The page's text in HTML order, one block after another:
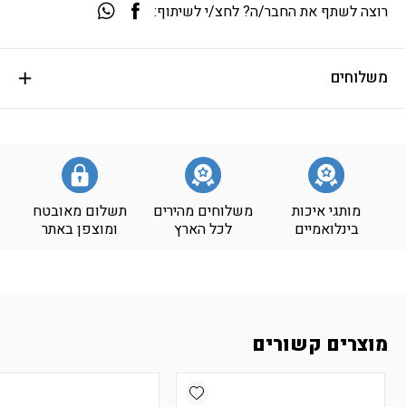
משלוחים
מותגי איכות
בינלואמיים
משלוחים מהירים
לכל הארץ
תשלום מאובטח
ומוצפן באתר
רוצה לשתף את החבר/ה? לחצ/י לשיתוף:
מוצרים קשורים
Add wishlist